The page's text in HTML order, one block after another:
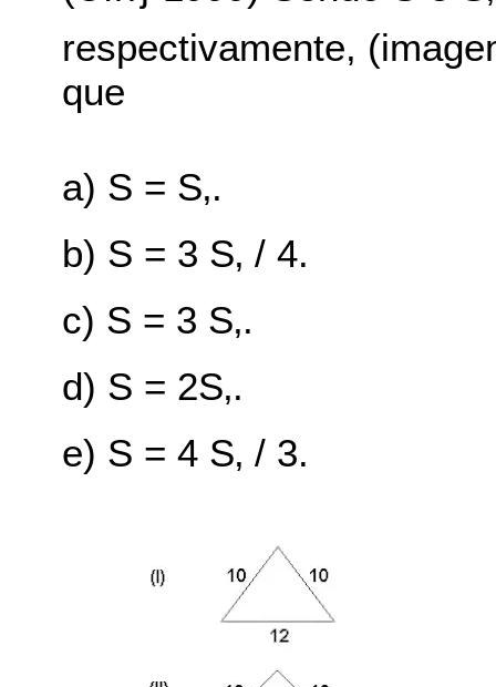
respectivamente,
que
a) S = S‚.
b) S = 3 S‚ / 4.
c) S = 3 S‚.
d) S = 2S‚.
e) S = 4 S‚ / 3.